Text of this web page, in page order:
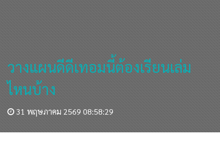
วางแผนดีดีเทอมนี้ต้องเรียนเล่ม
ไหนบ้าง
31 พฤษภาคม 2569 08:58:29